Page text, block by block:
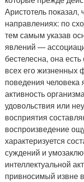
Аристотель показал,
направлениях: по
тем самым указав
явлений —
бестелесна, она
всех его жизненных
поведения человека
активность
удовольствия или
восприятия
воспроизведение
характеризуется
суждений и
интеллектуальной
привносимый извне